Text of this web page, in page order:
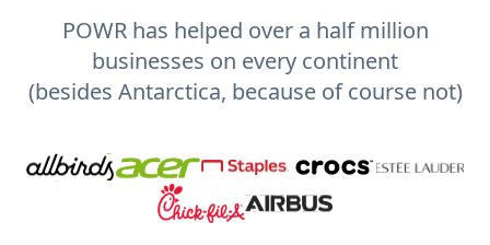
POWR has helped over a half million
businesses on every continent
(besides Antarctica, because of course not)